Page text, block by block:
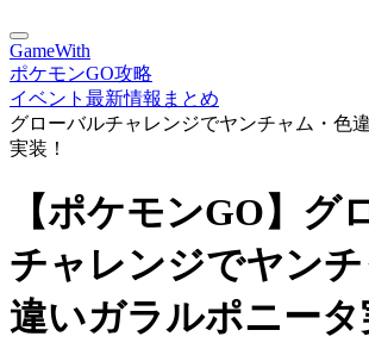
GameWith
ポケモンGO攻略
イベント最新情報まとめ
グローバルチャレンジでヤンチャム・色
実装！
【ポケモンGO】グ
チャレンジでヤン
違いガラルポニータ